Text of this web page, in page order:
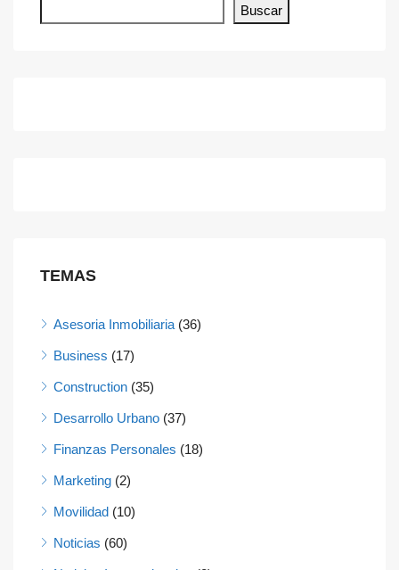
Buscar
TEMAS
Asesoria Inmobiliaria (36)
Business (17)
Construction (35)
Desarrollo Urbano (37)
Finanzas Personales (18)
Marketing (2)
Movilidad (10)
Noticias (60)